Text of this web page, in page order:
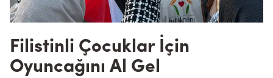
Filistinli Çocuklar İçin
Oyuncağını Al Gel